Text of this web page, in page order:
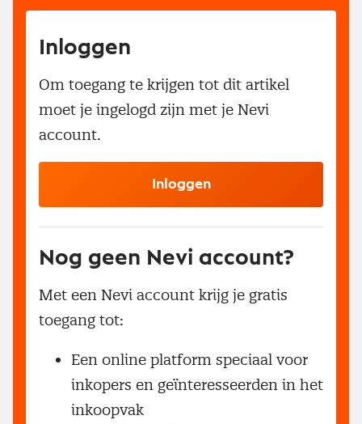
Inloggen
Om toegang te krijgen tot dit artikel
moet je ingelogd zijn met je Nevi
account.
Inloggen
Nog geen Nevi account?
Met een Nevi account krijg je gratis
toegang tot:
Een online platform speciaal voor
inkopers en geïnteresseerden in het
inkoopvak